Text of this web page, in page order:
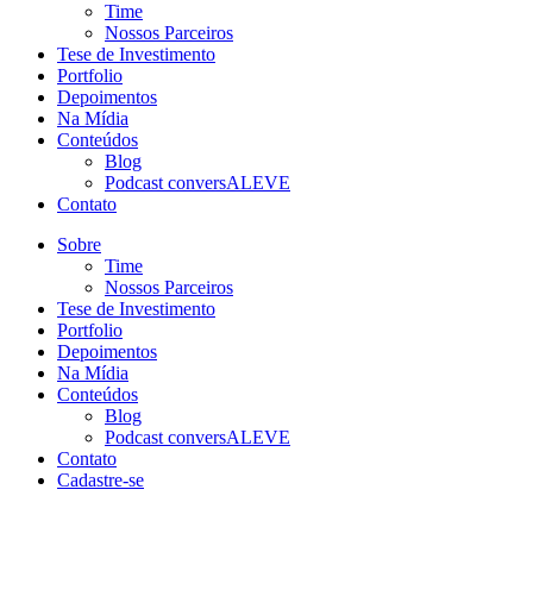
Time
Nossos Parceiros
Tese de Investimento
Portfolio
Depoimentos
Na Mídia
Conteúdos
Blog
Podcast conversALEVE
Contato
Sobre
Time
Nossos Parceiros
Tese de Investimento
Portfolio
Depoimentos
Na Mídia
Conteúdos
Blog
Podcast conversALEVE
Contato
Cadastre-se